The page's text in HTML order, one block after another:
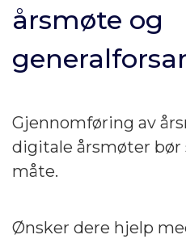
årsmøte og
Gjennomføring av
digitale årsmøter bør
måte.
Ønsker dere hjelp